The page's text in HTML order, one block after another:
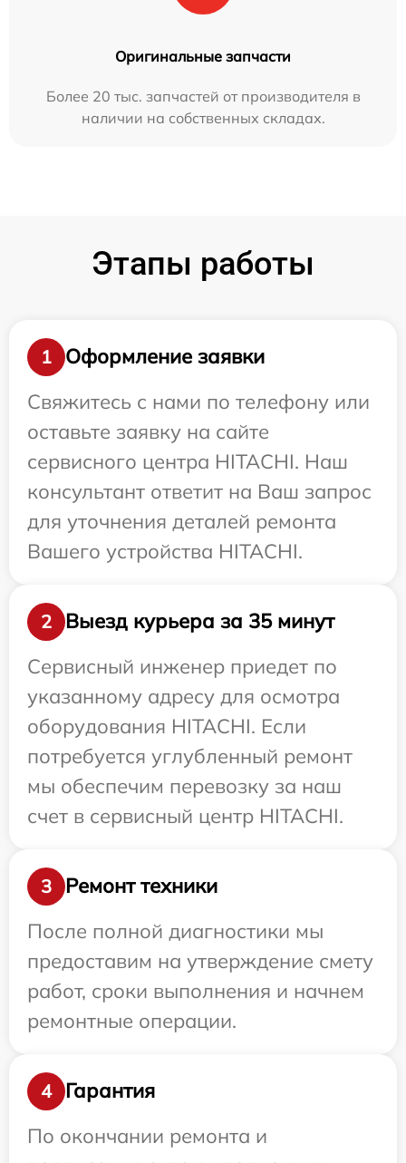
Оригинальные запчасти
Более 20 тыс. запчастей от производителя в
наличии на собственных складах.
Этапы работы
1
Оформление заявки
Свяжитесь с нами по телефону или
оставьте заявку на сайте
сервисного центра HITACHI. Наш
консультант ответит на Ваш запрос
для уточнения деталей ремонта
Вашего устройства HITACHI.
2
Выезд курьера за 35 минут
Сервисный инженер приедет по
указанному адресу для осмотра
оборудования HITACHI. Если
потребуется углубленный ремонт
мы обеспечим перевозку за наш
счет в сервисный центр HITACHI.
3
Ремонт техники
После полной диагностики мы
предоставим на утверждение смету
работ, сроки выполнения и начнем
ремонтные операции.
4
Гарантия
По окончании ремонта и